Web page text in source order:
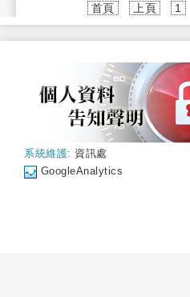
首頁 上頁 1
系統維護: 資訊處
GoogleAnalytics